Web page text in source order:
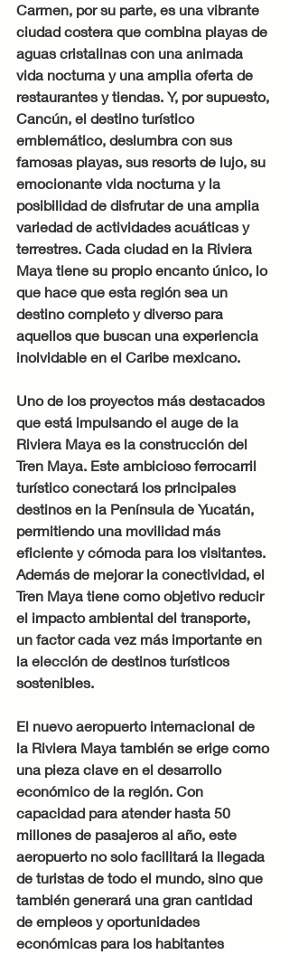
Carmen, por su parte, es una vibrante
ciudad costera que combina playas de
aguas cristalinas con una animada
vida nocturna y una amplia oferta de
restaurantes y tiendas. Y, por supuesto,
Cancún, el destino turístico
emblemático, deslumbra con sus
famosas playas, sus resorts de lujo, su
emocionante vida nocturna y la
posibilidad de disfrutar de una amplia
variedad de actividades acuáticas y
terrestres. Cada ciudad en la Riviera
Maya tiene su propio encanto único, lo
que hace que esta región sea un
destino completo y diverso para
aquellos que buscan una experiencia
inolvidable en el Caribe mexicano.
Uno de los proyectos más destacados
que está impulsando el auge de la
Riviera Maya es la construcción del
Tren Maya. Este ambicioso ferrocarril
turístico conectará los principales
destinos en la Península de Yucatán,
permitiendo una movilidad más
eficiente y cómoda para los visitantes.
Además de mejorar la conectividad, el
Tren Maya tiene como objetivo reducir
el impacto ambiental del transporte,
un factor cada vez más importante en
la elección de destinos turísticos
sostenibles.
El nuevo aeropuerto internacional de
la Riviera Maya también se erige como
una pieza clave en el desarrollo
económico de la región. Con
capacidad para atender hasta 50
millones de pasajeros al año, este
aeropuerto no solo facilitará la llegada
de turistas de todo el mundo, sino que
también generará una gran cantidad
de empleos y oportunidades
económicas para los habitantes